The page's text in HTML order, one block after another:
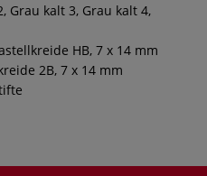
Grau kalt 3, Grau kalt 4,
HB, 7 x 14 mm
2B, 7 x 14 mm